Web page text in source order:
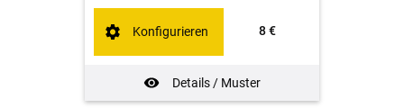
8 €
Details / Muster
Konfigurieren